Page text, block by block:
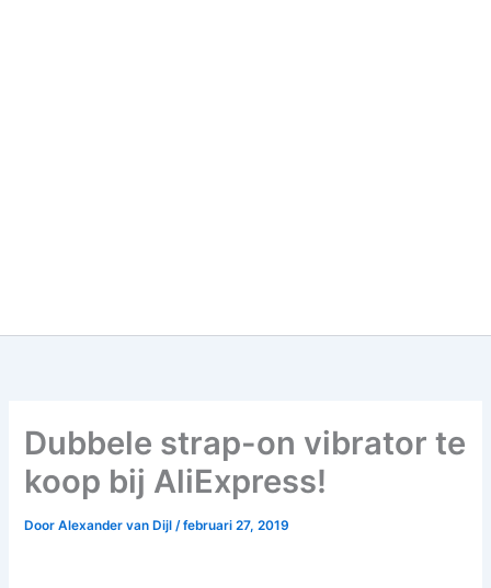
Dubbele strap-on vibrator te
koop bij AliExpress!
DoorAlexander van Dijl/februari 27, 2019